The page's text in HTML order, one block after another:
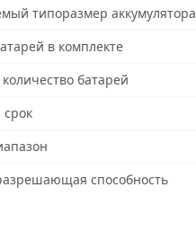
типоразмер аккумулятора
в комплекте
батарей
способность